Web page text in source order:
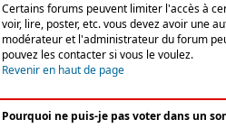
Certains forums peuvent limiter l'accès à
voir, lire, poster, etc. vous devez avoir une
modérateur et l'administrateur du forum
pouvez les contacter si vous le voulez.
Revenir en haut de page
Pourquoi ne puis-je pas voter dans un